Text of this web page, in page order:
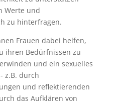
Werte und
zu hinterfragen.
Frauen dabei helfen,
ihren Bedürfnissen zu
und ein sexuelles
z.B. durch
und reflektierenden
das Aufklären von